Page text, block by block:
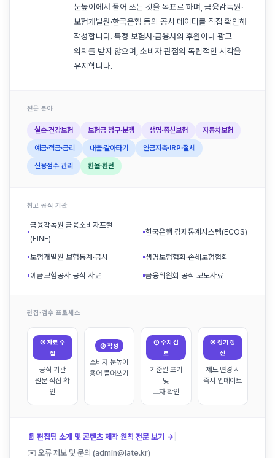
눈높이에서 풀어 쓰는 것을 목표로 하며, 금융감독원·
보험개발원·한국은행 등의 공시 데이터를 직접 확인해
작성합니다. 특정 보험사·금융사의 후원이나 광고
의뢰를 받지 않으며, 소비자 관점의 독립적인 시각을
유지합니다.
전문 분야
실손·건강보험 보험금 청구·분쟁 생명·종신보험 자동차보험
예금·적금·금리 대출·갈아타기 연금저축·IRP·절세
신용점수 관리 환율·환전
참고 공식 기관
▪
금융감독원 금융소비자포털
(FINE)
▪한국은행 경제통계시스템(ECOS)
▪보험개발원 보험통계·공시 ▪생명보험협회·손해보험협회
▪예금보험공사 공식 자료 ▪금융위원회 공식 보도자료
편집·검수 프로세스
① 자료 수
집
공식 기관
원문 직접 확
인
② 작성
소비자 눈높이
용어 풀어쓰기
③ 수치 검
토
기준일 표기
및
교차 확인
④ 정기 갱
신
제도 변경 시
즉시 업데이트
📄 편집팀 소개 및 콘텐츠 제작 원칙 전문 보기 →
✉️ 오류 제보 및 문의 (admin@late.kr)